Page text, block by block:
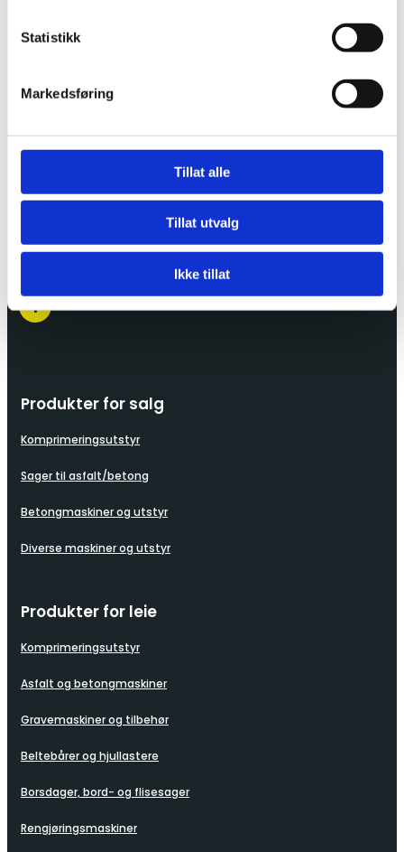
Statistikk
Markedsføring
Tillat alle
Tillat utvalg
Ikke tillat
Lindeberg Næringsvei 26
 post@leimax.no
Produkter for salg
Komprimeringsutstyr
Sager til asfalt/betong
Betongmaskiner og utstyr
Diverse maskiner og utstyr
Produkter for leie
Komprimeringsutstyr
Asfalt og betongmaskiner
Gravemaskiner og tilbehør
Beltebårer og hjullastere
Borsdager, bord- og flisesager
Rengjøringsmaskiner